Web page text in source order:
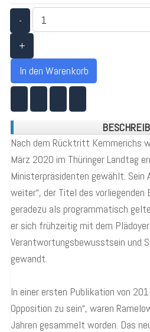
-
+
In den Warenkorb
Nach dem Rücktritt Kemmerichs
März 2020 im Thüringer Landtag
Ministerpräsidenten gewählt. Sein
weiter“, der Titel des vorliegenden
geradezu als programmatisch
er sich frühzeitig mit dem
Verantwortungsbewusstsein und
gewandt.
In einer ersten Publikation von
Opposition zu sein“, waren
Jahren gesammelt worden. Das